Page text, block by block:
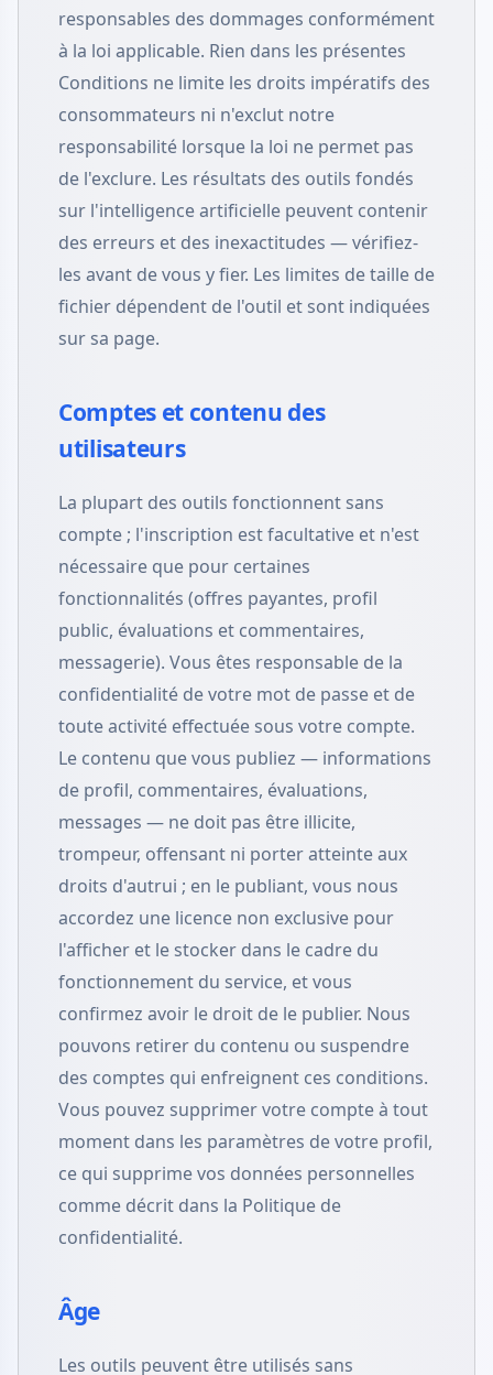
responsables des dommages conformément
à la loi applicable. Rien dans les présentes
Conditions ne limite les droits impératifs des
consommateurs ni n'exclut notre
responsabilité lorsque la loi ne permet pas
de l'exclure. Les résultats des outils fondés
sur l'intelligence artificielle peuvent contenir
des erreurs et des inexactitudes — vérifiez-
les avant de vous y fier. Les limites de taille de
fichier dépendent de l'outil et sont indiquées
sur sa page.
Comptes et contenu des
utilisateurs
La plupart des outils fonctionnent sans
compte ; l'inscription est facultative et n'est
nécessaire que pour certaines
fonctionnalités (offres payantes, profil
public, évaluations et commentaires,
messagerie). Vous êtes responsable de la
confidentialité de votre mot de passe et de
toute activité effectuée sous votre compte.
Le contenu que vous publiez — informations
de profil, commentaires, évaluations,
messages — ne doit pas être illicite,
trompeur, offensant ni porter atteinte aux
droits d'autrui ; en le publiant, vous nous
accordez une licence non exclusive pour
l'afficher et le stocker dans le cadre du
fonctionnement du service, et vous
confirmez avoir le droit de le publier. Nous
pouvons retirer du contenu ou suspendre
des comptes qui enfreignent ces conditions.
Vous pouvez supprimer votre compte à tout
moment dans les paramètres de votre profil,
ce qui supprime vos données personnelles
comme décrit dans la Politique de
confidentialité.
Âge
Les outils peuvent être utilisés sans